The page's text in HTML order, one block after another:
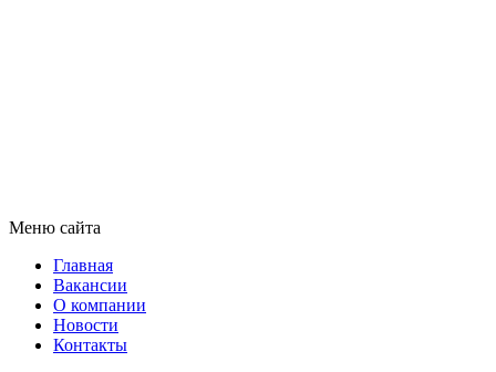
Меню сайта
Главная
Вакансии
О компании
Новости
Контакты